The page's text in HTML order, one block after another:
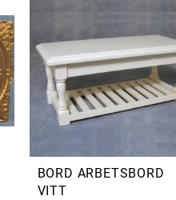
BORD ARBETSBORD
VITT